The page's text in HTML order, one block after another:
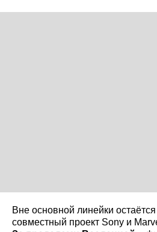
Вне основной линейки
совместный проект Sony и